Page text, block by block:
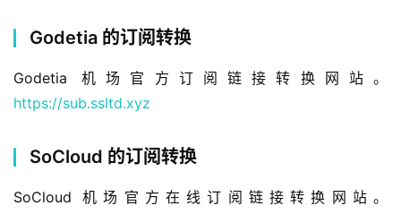
Godetia 的订阅转换
Godetia 机场官方订阅链接转换网站。
https://sub.ssltd.xyz
SoCloud 的订阅转换
SoCloud 机场官方在线订阅链接转换网站。